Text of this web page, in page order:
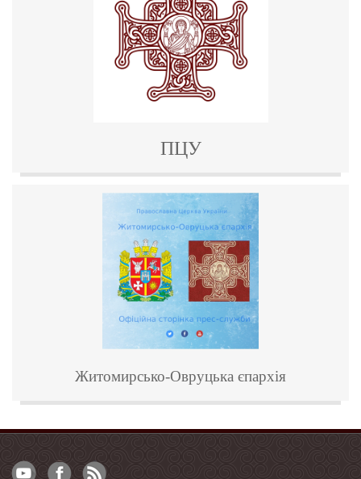
ПЦУ
Житомирсько-Овруцька єпархія